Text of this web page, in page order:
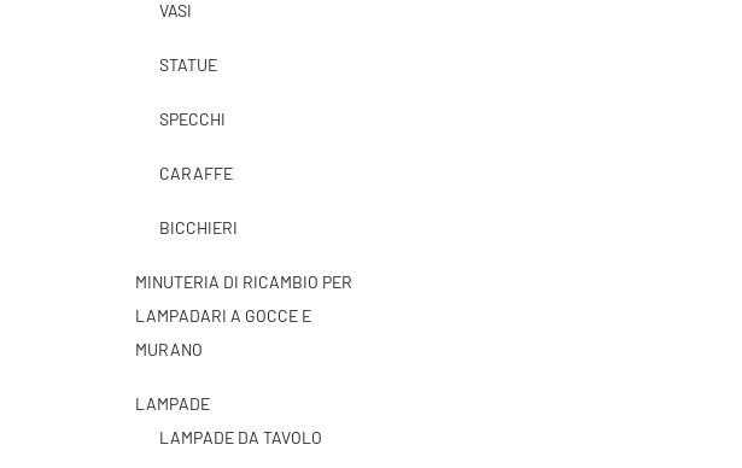
VASI
STATUE
SPECCHI
CARAFFE
BICCHIERI
MINUTERIA DI RICAMBIO PER
LAMPADARI A GOCCE E
MURANO
LAMPADE
LAMPADE DA TAVOLO